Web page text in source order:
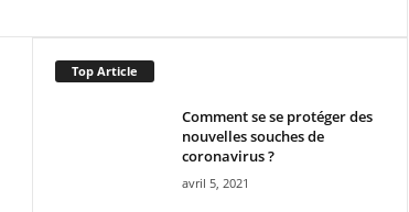
Top Article
Comment se se protéger des
nouvelles souches de
coronavirus ?
avril 5, 2021